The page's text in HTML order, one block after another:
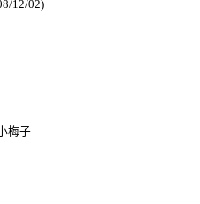
12/02)
梅子